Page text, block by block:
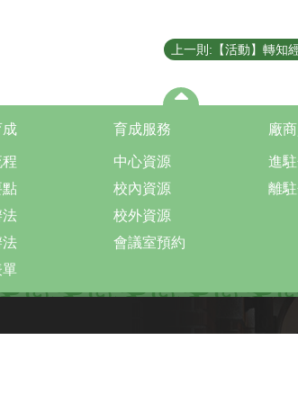
成
點
法
法
單
育成服務
中心資源
校內資源
校外資源
會議室預約
廠
進
離